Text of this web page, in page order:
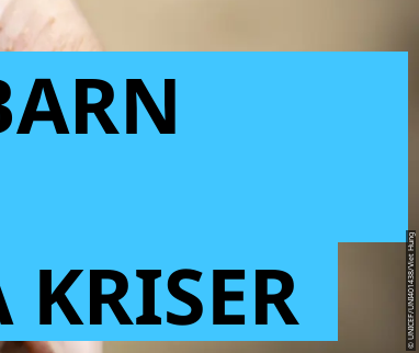
© UNICEF/UNI401438/Viet Hung
KRISER